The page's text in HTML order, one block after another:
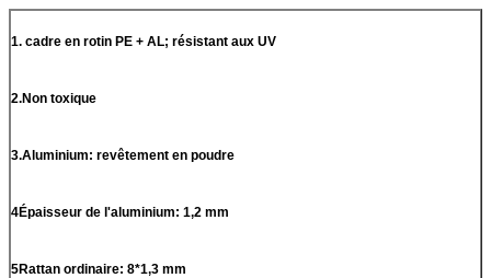
1. cadre en rotin PE + AL; résistant aux UV
2.Non toxique
3.Aluminium: revêtement en poudre
4Épaisseur de l'aluminium: 1,2 mm
5Rattan ordinaire: 8*1,3 mm